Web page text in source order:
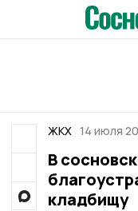
ЖКХ 14 июля
В
кладбищу